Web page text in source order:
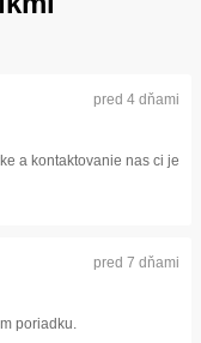
pred 4 dňami
a kontaktovanie nas ci je
pred 7 dňami
poriadku.